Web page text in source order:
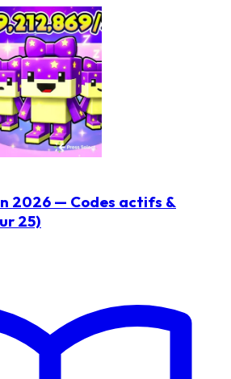
2026 — Codes actifs &
25)